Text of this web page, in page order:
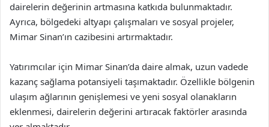
dairelerin değerinin artmasına katkıda bulunmaktadır.
Ayrıca, bölgedeki altyapı çalışmaları ve sosyal projeler,
Mimar Sinan’ın cazibesini artırmaktadır.
Yatırımcılar için Mimar Sinan’da daire almak, uzun vadede
kazanç sağlama potansiyeli taşımaktadır. Özellikle bölgenin
ulaşım ağlarının genişlemesi ve yeni sosyal olanakların
eklenmesi, dairelerin değerini artıracak faktörler arasında